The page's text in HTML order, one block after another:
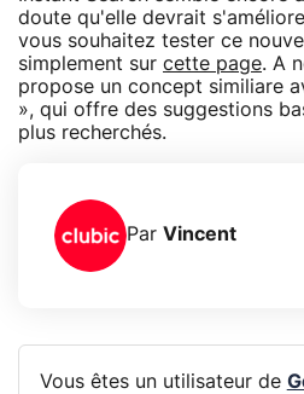
doute qu'elle devrait
vous souhaitez tester ce
simplement sur cette page. A
propose un concept similiare
», qui offre des suggestions
plus recherchés.
Par Vincent
Vous êtes un utilisateur de